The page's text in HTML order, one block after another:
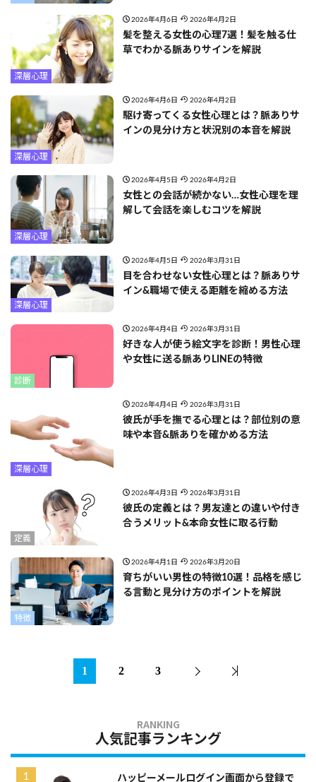
深層心理
2026年4月6日 2026年4月2日
髪を整える女性の心理7選！髪を触る仕
草でわかる脈ありサインを解説
深層心理
2026年4月6日 2026年4月2日
駆け寄ってくる女性心理とは？脈ありサ
インの見分け方と状況別の本音を解説
深層心理
2026年4月5日 2026年4月2日
女性との会話が続かない…女性心理を理
解して会話を楽しむコツを解説
深層心理
2026年4月5日 2026年3月31日
目を合わせない女性心理とは？脈ありサ
イン&職場で使える距離を縮める方法
診断
2026年4月4日 2026年3月31日
好きな人が使う絵文字を診断！男性心理
や女性に送る脈ありLINEの特徴
深層心理
2026年4月4日 2026年3月31日
彼氏が手を撫でる心理とは？部位別の意
味や本音&脈ありを確かめる方法
定義
2026年4月3日 2026年3月31日
彼氏の定義とは？男友達との違いや付き
合うメリット&本命女性に取る行動
特徴
2026年4月1日 2026年3月20日
育ちがいい男性の特徴10選！品格を感じ
る言動と見分け方のポイントを解説
1 2 3
人気記事ランキング
ハッピーメールログイン画面から登録で